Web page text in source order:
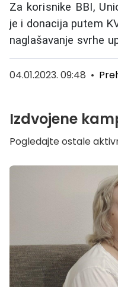
Za korisnike BBI,
je i donacija putem
naglašavanje svrhe
04.01.2023. 09:48 •
Izdvojene
Pogledajte ostale